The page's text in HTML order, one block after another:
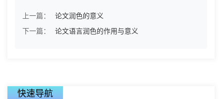
上一篇：
论文润色的意义
下一篇：
论文语言润色的作用与意义
快速导航